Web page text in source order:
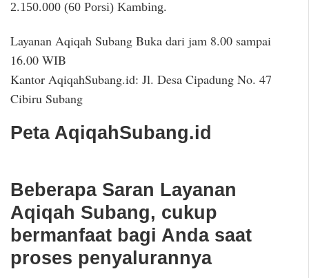
2.150.000 (60 Porsi) Kambing.
Layanan Aqiqah Subang Buka dari jam 8.00 sampai
16.00 WIB
Kantor AqiqahSubang.id: Jl. Desa Cipadung No. 47
Cibiru Subang
Peta AqiqahSubang.id
Beberapa Saran Layanan
Aqiqah Subang, cukup
bermanfaat bagi Anda saat
proses penyalurannya